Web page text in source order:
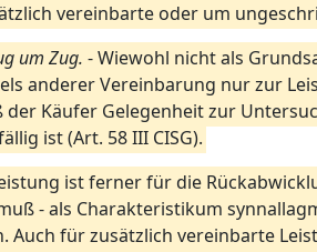
vereinbarte oder um
um Zug. - Wiewohl nicht als
anderer Vereinbarung nur zur
der Käufer Gelegenheit zur
ist (Art. 58 III CISG).
ist ferner für die
- als Charakteristikum
Auch für zusätzlich vereinbarte